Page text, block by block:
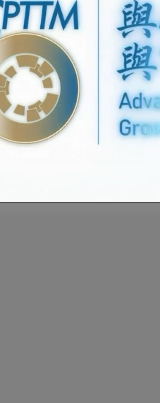
-中西文化交匯時尚盛典